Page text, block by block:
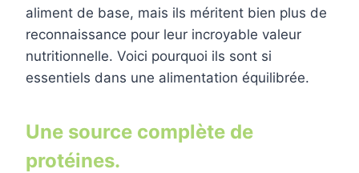
aliment de base, mais ils méritent bien plus de
reconnaissance pour leur incroyable valeur
nutritionnelle. Voici pourquoi ils sont si
essentiels dans une alimentation équilibrée.
Une source complète de
protéines.